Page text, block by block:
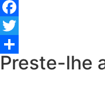
Facebook
Twitter
Share
Preste-lhe